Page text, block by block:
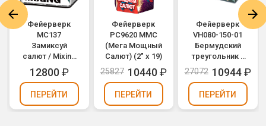
Фейерверк
МС137
Замиксуй
салют / Mixing
(1,2" х 54)
12800₽
ПЕРЕЙТИ
Фейерверк
РС9620 ММС
(Мега Мощный
Салют) (2" х 19)
25827 10440₽
ПЕРЕЙТИ
Фейерверк
VH080-150-01
Бермудский
треугольник /
Bermudadriehoek
(0,8" х 150)
27072 10944₽
ПЕРЕЙТИ